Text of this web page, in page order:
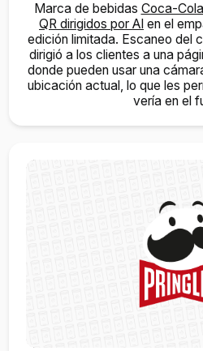
Marca de bebidas Coca-
QR dirigidos por AI en el
edición limitada. Escaneo del
dirigió a los clientes a una
donde pueden usar una
ubicación actual, lo que les
vería en el